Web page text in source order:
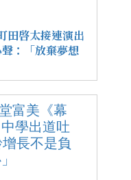
田啓太接連演出
：「放棄夢想